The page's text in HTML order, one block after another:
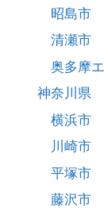
昭島市
清瀬市
奥多摩エ
神奈川県
横浜市
川崎市
平塚市
藤沢市